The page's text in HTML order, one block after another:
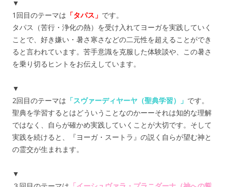
▼
1回目のテーマは 「タパス」 です。
タパス（苦行・浄化の熱）を受け入れてヨーガを実践していく
ことで、好き嫌い・暑さ寒さなどの二元性を超えることができ
ると言われています。苦手意識を克服した体験談や、この暑さ
を乗り切るヒントをお伝えしています。
▼
2回目のテーマは 「スヴァーディヤーヤ（聖典学習）」 です。
聖典を学習するとはどういうことなのかーーそれは知的な理解
ではなく、自らが確かめ実践していくことが大切です。そして
実践を続けると、『ヨーガ・スートラ』の説く自らが望む神と
の霊交が生まれます。
▼